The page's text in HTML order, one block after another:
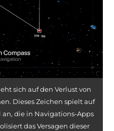
sich auf den Verlust von
Dieses Zeichen spielt auf
die in Navigations-Apps
das Versagen dieser